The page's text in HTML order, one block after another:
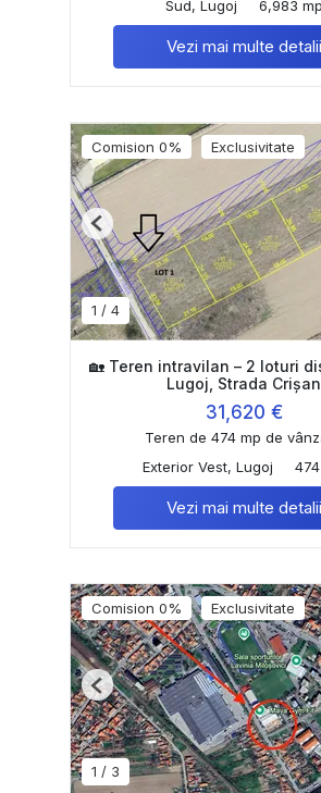
Sud, Lugoj 6,983 mp
Vezi mai multe detalii
Comision 0% Exclusivitate
1 / 4
Previous
🏡 Teren intravilan – 2 loturi
Lugoj, Strada Crișan
31,620 €
Teren de 474 mp de
Exterior Vest, Lugoj
Vezi mai multe detalii
Comision 0% Exclusivitate
1 / 3
Previous